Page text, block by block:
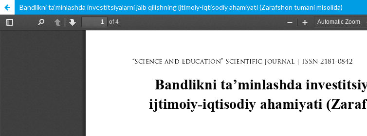
Bandlikni ta’minlashda investitsiyalarni jalb qilishning ijtimoiy-iqtisodiy ahamiyati (Zarafshon tumani misolida)